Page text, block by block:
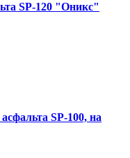
SP-120 "Оникс"
SP-100, на